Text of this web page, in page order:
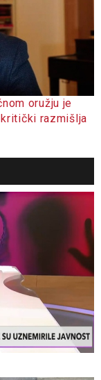
oružju je
razmišlja